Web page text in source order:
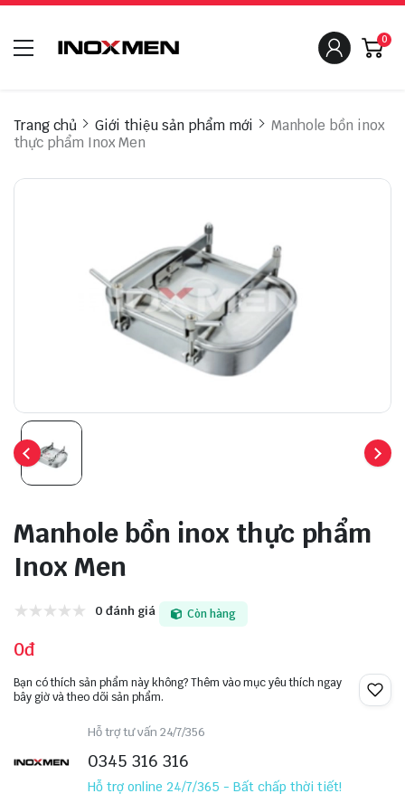
0
Trang chủ Giới thiệu sản phẩm mới
Manhole bồn inox
thực phẩm Inox Men
Manhole bồn inox thực phẩm
Inox Men
0 đánh giá Còn hàng
0đ
Bạn có thích sản phẩm này không? Thêm vào mục yêu thích ngay
bây giờ và theo dõi sản phẩm.
Hỗ trợ tư vấn 24/7/356
0345 316 316
Hỗ trợ online 24/7/365 - Bất chấp thời tiết!